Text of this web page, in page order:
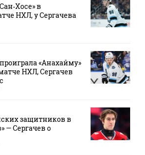
в
НХЛ, у Сергачева
«Анахайму»
НХЛ, Сергачев
защитников в
— Сергачев о